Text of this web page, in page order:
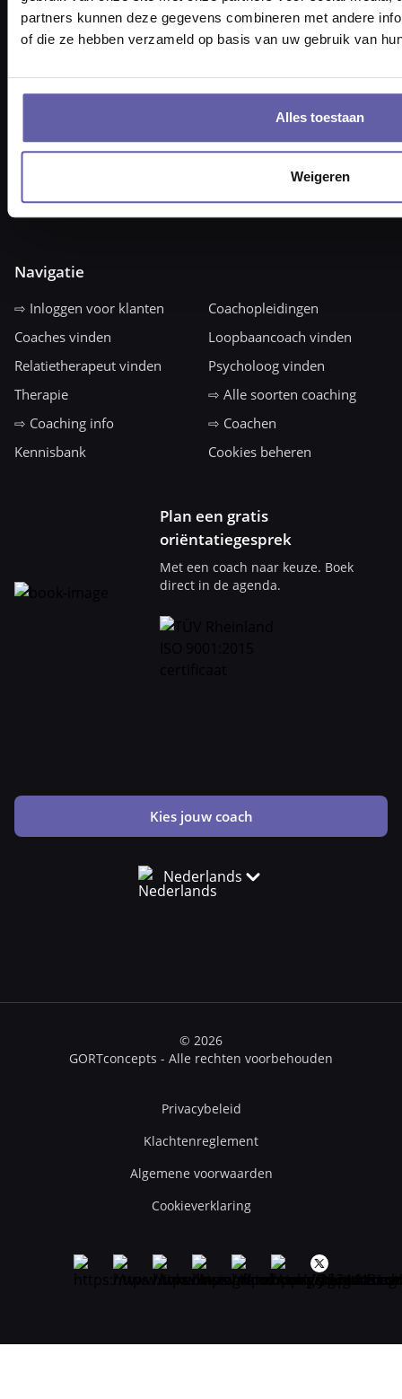
partners kunnen deze gegevens combineren met andere
of die ze hebben verzameld op basis van uw gebruik van
Alles toestaan
Weigeren
Openingstijden: 08.30 – 17.30 uur
KvK-nummer 6817 3717
Navigatie
⇨ Inloggen voor klanten
Coachopleidingen
Coaches vinden
Loopbaancoach vinden
Relatietherapeut vinden
Psycholoog vinden
Therapie
⇨ Alle soorten coaching
⇨ Coaching info
⇨ Coachen
Kennisbank
Cookies beheren
Plan een gratis
oriëntatiegesprek
Met een coach naar keuze. Boek
direct in de agenda.
Kies jouw coach
Nederlands
© 2026
GORTconcepts - Alle rechten voorbehouden
Privacybeleid
Klachtenreglement
Algemene voorwaarden
Cookieverklaring